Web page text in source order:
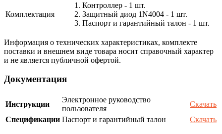
Комплектация
1. Контроллер - 1 шт.
2. Защитный диод 1N4004 - 1 шт.
3. Паспорт и гарантийный талон - 1 шт.
Информация о технических характеристиках, комплекте
поставки и внешнем виде товара носит справочный характер
и не является публичной офертой.
Документация
Инструкции
Электронное руководство
пользователя
Скачать
Спецификации Паспорт и гарантийный талон Скачать